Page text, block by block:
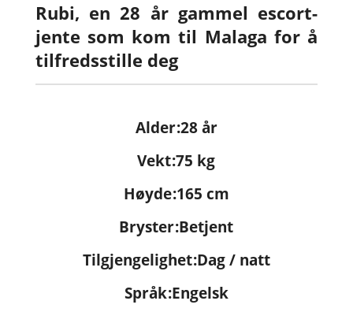
Rubi, en 28 år gammel escort-
jente som kom til Malaga for å
tilfredsstille deg
Alder 28 år
Vekt 75 kg
Høyde 165 cm
Bryster Betjent
Tilgjengelighet Dag / natt
Språk Engelsk